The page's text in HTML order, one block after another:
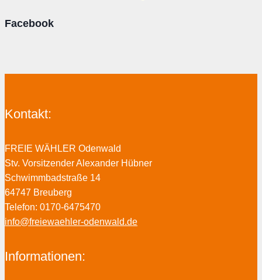
Facebook
Kontakt:
FREIE WÄHLER Odenwald
Stv. Vorsitzender Alexander Hübner
Schwimmbadstraße 14
64747 Breuberg
Telefon: 0170-6475470
info@freiewaehler-odenwald.de
Informationen: